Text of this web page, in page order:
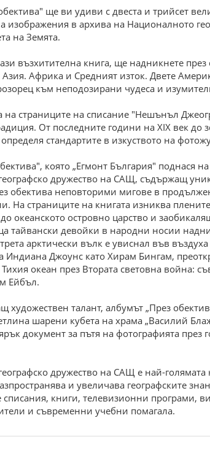
ще ви удиви с двеста и трийсет
изображения в архива на Националното
на Земята.
възхитителна книга, ще надникнете
Азия. Африка и Средният изток. Двете
към неподозирани чудеса и
на страниците на списание "Нешънъл
От последните години на XIX век
стандартите в изкуството на
която „Егмонт България" поднася
дружество на САЩ, съдържащ
обектива неповторими мигове в
На страниците на книгата изниква
океанското островно царство и
тайвански девойки в народни носии
арктически вълк е увиснал във
Индиана Джоунс като Хирам Бингам,
Тихия океан през Втората световна
Ейбъл.
художествен талант, албумът „През
шарени кубета на храма „Василий
документ за пътя на фотографията
дружество на САЩ е най-голямата
и увеличава географските
списания, книги, телевизионни програми,
и съвременни учебни помагала.